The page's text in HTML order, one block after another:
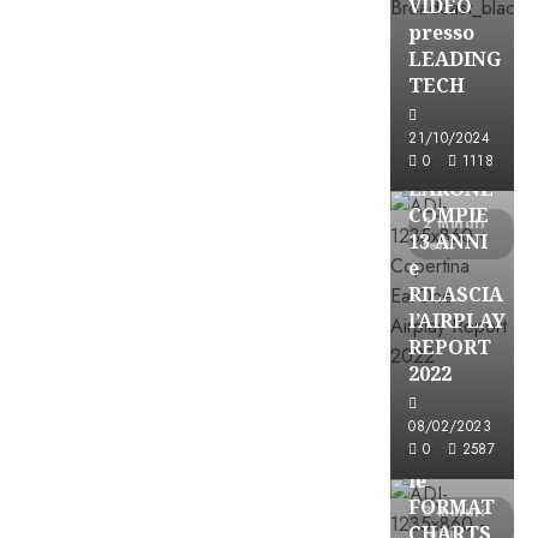
VIDEO
presso
LEADING
TECH
21/10/2024
0
1118
2 minuti
letti
Partnership
EARONE
COMPIE
13 ANNI
e
RILASCIA
l’AIRPLAY
REPORT
2022
08/02/2023
0
2587
3 minuti
letti
Partnership
le
FORMAT